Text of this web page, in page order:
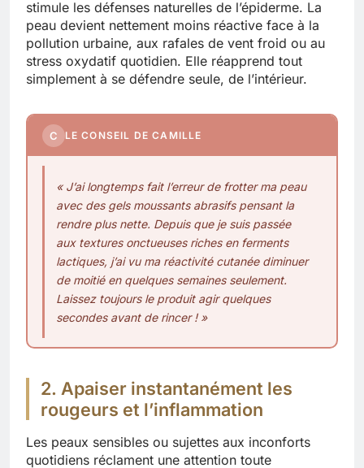
stimule les défenses naturelles de l’épiderme. La
peau devient nettement moins réactive face à la
pollution urbaine, aux rafales de vent froid ou au
stress oxydatif quotidien. Elle réapprend tout
simplement à se défendre seule, de l’intérieur.
C LE CONSEIL DE CAMILLE
« J’ai longtemps fait l’erreur de frotter ma peau
avec des gels moussants abrasifs pensant la
rendre plus nette. Depuis que je suis passée
aux textures onctueuses riches en ferments
lactiques, j’ai vu ma réactivité cutanée diminuer
de moitié en quelques semaines seulement.
Laissez toujours le produit agir quelques
secondes avant de rincer ! »
2. Apaiser instantanément les
rougeurs et l’inflammation
Les peaux sensibles ou sujettes aux inconforts
quotidiens réclament une attention toute